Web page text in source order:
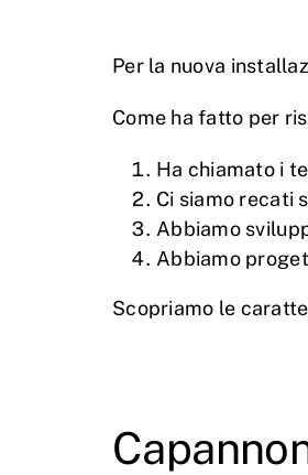
Per la nuova
Come ha fatto per
Ha chiamato i
Ci siamo recati
Abbiamo
Abbiamo
Scopriamo le